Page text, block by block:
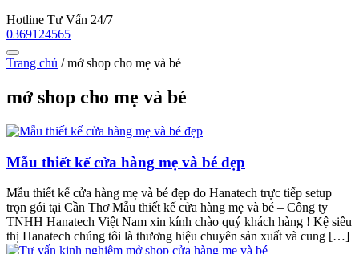
Hotline Tư Vấn 24/7
0369124565
Trang chủ /mở shop cho mẹ và bé
mở shop cho mẹ và bé
Mẫu thiết kế cửa hàng mẹ và bé đẹp
Mẫu thiết kế cửa hàng mẹ và bé đẹp do Hanatech trực tiếp setup
trọn gói tại Cần Thơ Mẫu thiết kế cửa hàng mẹ và bé – Công ty
TNHH Hanatech Việt Nam xin kính chào quý khách hàng ! Kệ siêu
thị Hanatech chúng tôi là thương hiệu chuyên sản xuất và cung […]